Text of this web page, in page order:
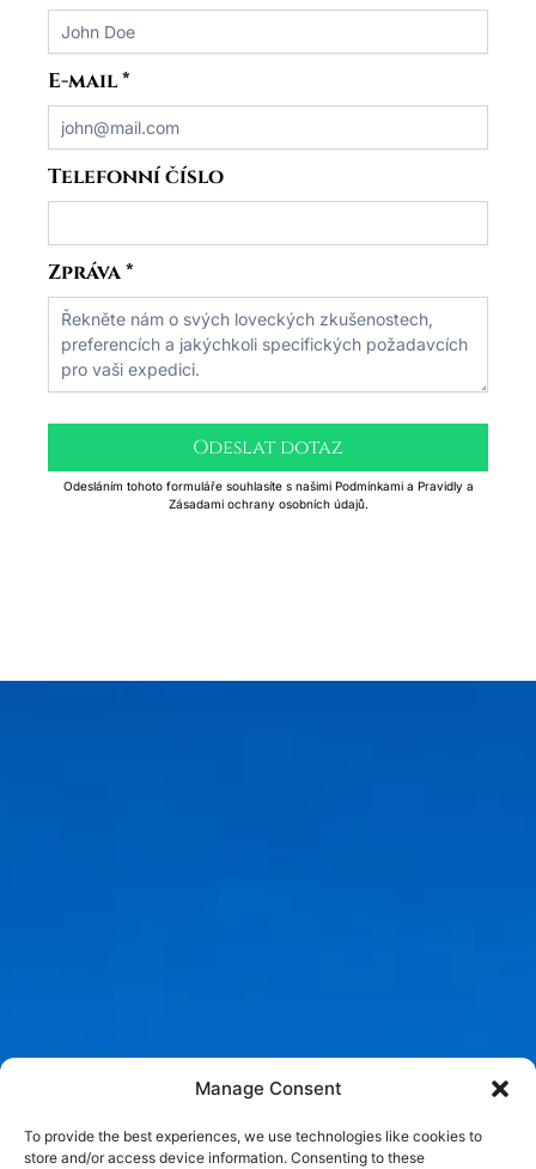
Manage Consent
To provide the best experiences, we use technologies like cookies to
store and/or access device information. Consenting to these
E-mail*
Telefonní číslo
Zpráva*
Odeslat dotaz
Odesláním tohoto formuláře souhlasíte s našimi Podmínkami a Pravidly a
Zásadami ochrany osobních údajů.